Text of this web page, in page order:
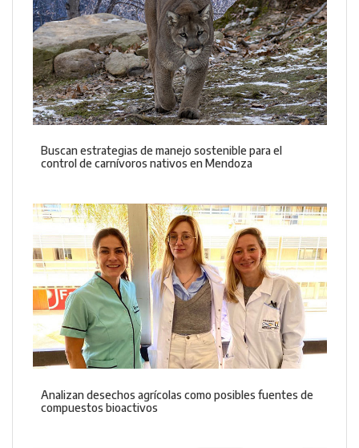
Buscan estrategias de manejo sostenible para el
control de carnívoros nativos en Mendoza
Analizan desechos agrícolas como posibles fuentes de
compuestos bioactivos